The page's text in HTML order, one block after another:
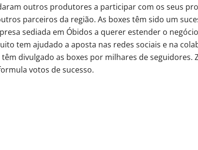
outros produtores a participar com os seus
parceiros da região. As boxes têm sido um
sediada em Óbidos a querer estender o
tem ajudado a aposta nas redes sociais e na
divulgado as boxes por milhares de seguidores.
votos de sucesso.